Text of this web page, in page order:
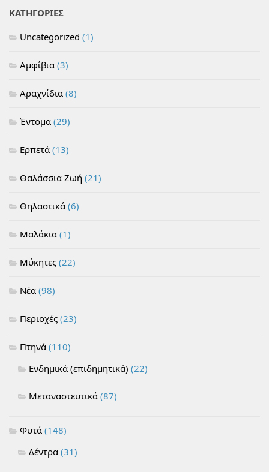
ΚΑΤΗΓΟΡΙΕΣ
Uncategorized (1)
Αμφίβια (3)
Αραχνίδια (8)
Έντομα (29)
Ερπετά (13)
Θαλάσσια Ζωή (21)
Θηλαστικά (6)
Μαλάκια (1)
Μύκητες (22)
Νέα (98)
Περιοχές (23)
Πτηνά (110)
Ενδημικά (επιδημητικά) (22)
Μεταναστευτικά (87)
Φυτά (148)
Δέντρα (31)